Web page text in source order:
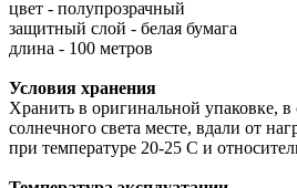
цвет - полупрозрачный
защитный слой - белая бумага
длина - 100 метров
Условия хранения
Хранить в оригинальной упаковке,
солнечного света месте, вдали от
при температуре 20-25 С и